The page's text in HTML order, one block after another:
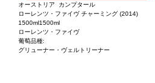
オーストリア カンプタール
ローレンツ・ファイヴ チャーミング (2014)
1500ml1500ml
ローレンツ・ファイヴ
葡萄品種:
グリューナー・ヴェルトリーナー